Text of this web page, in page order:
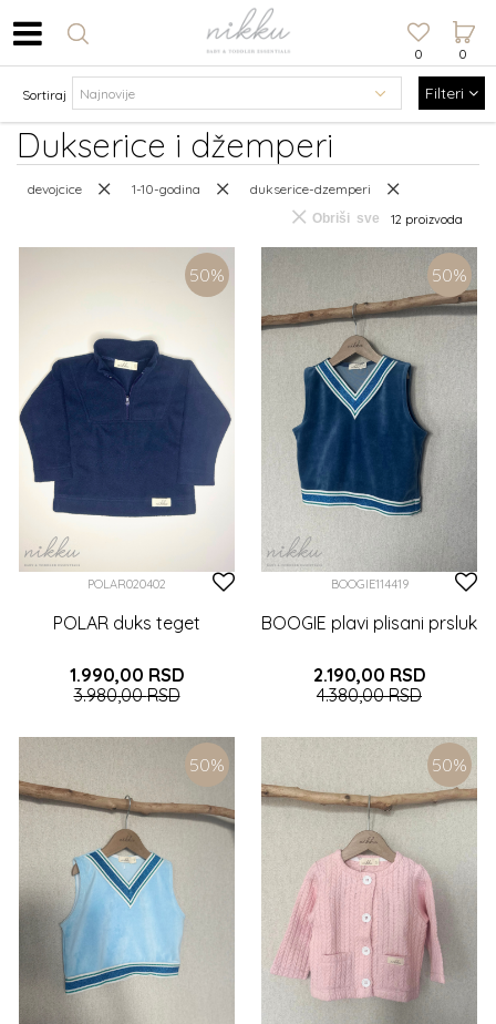
0
0
Dukserice i džemperi
Sortiraj Filteri
devojcice 1-10-godina dukserice-dzemperi
12 proizvoda
Obriši sve
50%
POLAR020402
POLAR duks teget
1.990,00 RSD
3.980,00RSD
6-9 (74CM) 9-12 (80CM)
3 (98CM)
4 (104CM) 5 (110CM) 6 (116CM)
7 (122CM) 8 (128CM) 9 (134CM)
DODAJTE U KORPU
50%
BOOGIE114419
BOOGIE plavi plisani prsluk
2.190,00 RSD
4.380,00RSD
3 (98CM) 4 (104CM) 5 (110CM)
7 (122CM)
DODAJTE U KORPU
50% 50%